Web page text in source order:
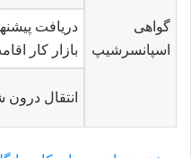
گواهی
اسپانسرشیپ
دریافت
بازار کار
انتقال